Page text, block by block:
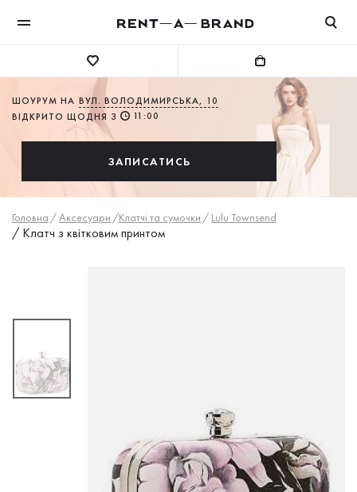
ШОУРУМ НА ВУЛ. ВОЛОДИМИРСЬКА, 10
ВІДКРИТО ЩОДНЯ З
11:00
ЗАПИСАТИСЬ
Головна /Аксесуари /Клатчі та сумочки / Lulu Townsend
/ Клатч з квітковим принтом